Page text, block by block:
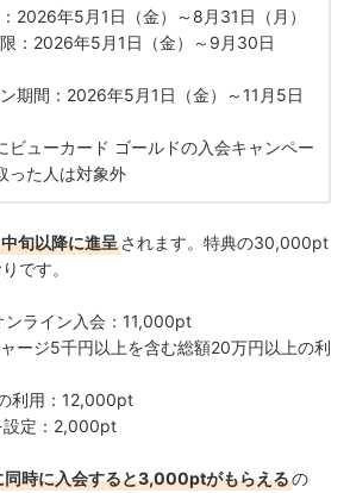
2026年5月1日（金）～8月31日（月）
：2026年5月1日（金）～9月30日
期間：2026年5月1日（金）～11月5日
ビューカード ゴールドの入会キャンペー
った人は対象外
旬以降に進呈されます。特典の30,000pt
です。
ンライン入会：11,000pt
ージ5千円以上を含む総額20万円以上の利
利用：12,000pt
設定：2,000pt
同時に入会すると3,000ptがもらえるの